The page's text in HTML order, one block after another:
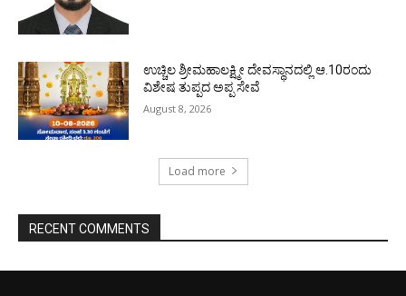
ಉಚ್ಚಿಲ ಶ್ರೀಮಹಾಲಕ್ಷ್ಮೀ ದೇವಸ್ಥಾನದಲ್ಲಿ ಆ.10ರಂದು
ವಿಶೇಷ ತುಪ್ಪದ ಅಪ್ಪ ಸೇವೆ
August 8, 2026
Load more
RECENT COMMENTS